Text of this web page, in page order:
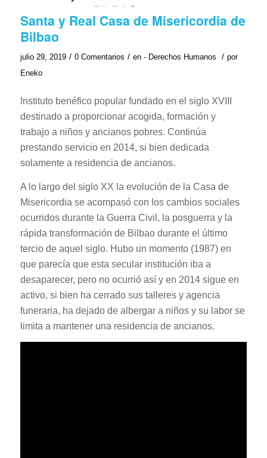
Santa y Real Casa de Misericordia de
Bilbao
julio 29, 2019 / 0 Comentarios / en - Derechos Humanos / por
Eneko
Instituto benéfico popular fundado en el siglo XVIII
destinado a proporcionar acogida, formación y
trabajo a niños y ancianos pobres. Continúa
prestando servicio en 2014, si bien dedicada
solamente a residencia de ancianos.
A lo largo del siglo XX la evolución de la Casa de
Misericordia se acompasó con los cambios sociales
ocurridos durante la Guerra Civil, la posguerra y la
rápida transformación de Bilbao durante el último
tercio de aquel siglo. Hubo un momento (1987) en
que parecía que esta secular institución iba a
desaparecer, pero no ocurrió así y en 2014 sigue en
activo, si bien ha cerrado sus talleres y agencia
funeraria, ha dejado de albergar a niños y su labor se
limita a mantener una residencia de ancianos.